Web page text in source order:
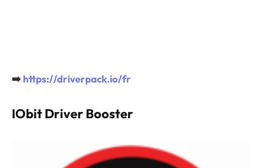
➡️https://driverpack.io/fr
IObit Driver Booster